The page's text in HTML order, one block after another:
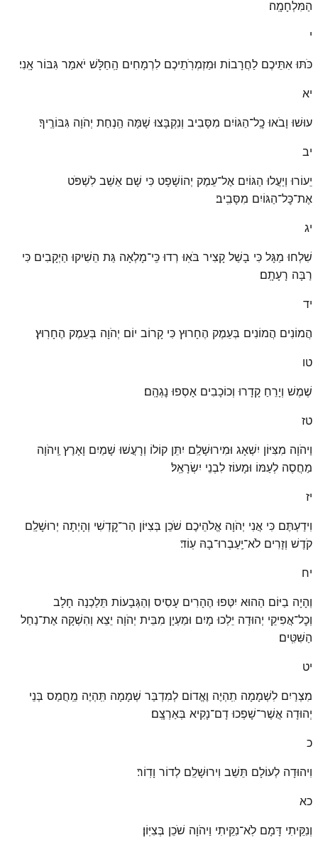
הַמִּלְחָמָֽה׃
י
כֹּתּוּ אִתֵּיכֶם לַחֲרָבוֹת וּמַזְמְרֹֽתֵיכֶם לִרְמָחִים הַֽחַלָּשׁ יֹאמַר גִּבּוֹר אָֽנִי׃
יא
עוּשׁוּ וָבֹאוּ כׇֽל־הַגּוֹיִם מִסָּבִיב וְנִקְבָּצוּ שָׁמָּה הַֽנְחַת יְהֹוָה גִּבּוֹרֶֽיךָ׃
יב
יֵעוֹרוּ וְיַעֲלוּ הַגּוֹיִם אֶל־עֵמֶק יְהוֹשָׁפָט כִּי שָׁם אֵשֵׁב לִשְׁפֹּט
אֶת־כׇּל־הַגּוֹיִם מִסָּבִֽיב׃
יג
שִׁלְחוּ מַגָּל כִּי בָשַׁל קָצִיר בֹּאֽוּ רְדוּ כִּֽי־מָלְאָה גַּת הֵשִׁיקוּ הַיְקָבִים כִּי
רַבָּה רָעָתָֽם׃
יד
הֲמוֹנִים הֲמוֹנִים בְּעֵמֶק הֶחָרוּץ כִּי קָרוֹב יוֹם יְהֹוָה בְּעֵמֶק הֶחָרֽוּץ׃
טו
שֶׁמֶשׁ וְיָרֵחַ קָדָרוּ וְכוֹכָבִים אָסְפוּ נׇגְהָֽם׃
טז
וַיהֹוָה מִצִּיּוֹן יִשְׁאָג וּמִירוּשָׁלַ͏ִם יִתֵּן קוֹלוֹ וְרָעֲשׁוּ שָׁמַיִם וָאָרֶץ וַֽיהֹוָה
מַחֲסֶה לְעַמּוֹ וּמָעוֹז לִבְנֵי יִשְׂרָאֵֽל׃
יז
וִידַעְתֶּם כִּי אֲנִי יְהֹוָה אֱלֹהֵיכֶם שֹׁכֵן בְּצִיּוֹן הַר־קׇדְשִׁי וְהָיְתָה יְרוּשָׁלַ͏ִם
קֹדֶשׁ וְזָרִים לֹא־יַֽעַבְרוּ־בָהּ עֽוֹד׃
יח
וְהָיָה בַיּוֹם הַהוּא יִטְּפוּ הֶהָרִים עָסִיס וְהַגְּבָעוֹת תֵּלַכְנָה חָלָב
וְכׇל־אֲפִיקֵי יְהוּדָה יֵלְכוּ מָיִם וּמַעְיָן מִבֵּית יְהֹוָה יֵצֵא וְהִשְׁקָה אֶת־נַחַל
הַשִּׁטִּֽים׃
יט
מִצְרַיִם לִשְׁמָמָה תִֽהְיֶה וֶאֱדוֹם לְמִדְבַּר שְׁמָמָה תִּֽהְיֶה מֵֽחֲמַס בְּנֵי
יְהוּדָה אֲשֶׁר־שָׁפְכוּ דָם־נָקִיא בְּאַרְצָֽם׃
כ
וִיהוּדָה לְעוֹלָם תֵּשֵׁב וִירוּשָׁלַ͏ִם לְדוֹר וָדֽוֹר׃
כא
וְנִקֵּיתִי דָּמָם לֹֽא־נִקֵּיתִי וַיהֹוָה שֹׁכֵן בְּצִיּֽוֹן׃